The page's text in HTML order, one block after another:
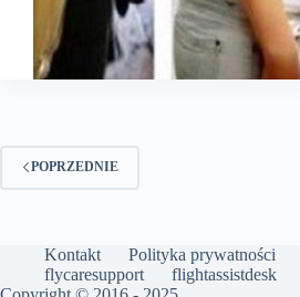
POPRZEDNIE
Kontakt Polityka prywatności
flycaresupport
flightassistdesk